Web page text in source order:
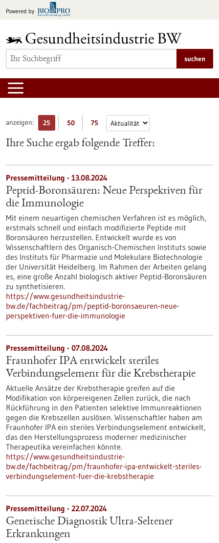
Inhalt
Powered by
suchen
anzeigen: 25 50 75
Ihre Suche ergab folgende Treffer:
Pressemitteilung - 13.08.2024
Peptid-Boronsäuren: Neue Perspektiven für
die Immunologie
Mit einem neuartigen chemischen Verfahren ist es möglich,
erstmals schnell und einfach modifizierte Peptide mit
Boronsäuren herzustellen. Entwickelt wurde es von
Wissenschaftlern des Organisch-Chemischen Instituts sowie
des Instituts für Pharmazie und Molekulare Biotechnologie
der Universität Heidelberg. Im Rahmen der Arbeiten gelang
es, eine große Anzahl biologisch aktiver Peptid-Boronsäuren
zu synthetisieren.
https://www.gesundheitsindustrie-
bw.de/fachbeitrag/pm/peptid-boronsaeuren-neue-
perspektiven-fuer-die-immunologie
Pressemitteilung - 07.08.2024
Fraunhofer IPA entwickelt steriles
Verbindungselement für die Krebstherapie
Aktuelle Ansätze der Krebstherapie greifen auf die
Modifikation von körpereigenen Zellen zurück, die nach
Rückführung in den Patienten selektive Immunreaktionen
gegen die Krebszellen auslösen. Wissenschaftler haben am
Fraunhofer IPA ein steriles Verbindungselement entwickelt,
das den Herstellungsprozess moderner medizinischer
Therapeutika vereinfachen könnte.
https://www.gesundheitsindustrie-
bw.de/fachbeitrag/pm/fraunhofer-ipa-entwickelt-steriles-
verbindungselement-fuer-die-krebstherapie
Pressemitteilung - 22.07.2024
Genetische Diagnostik Ultra-Seltener
Erkrankungen